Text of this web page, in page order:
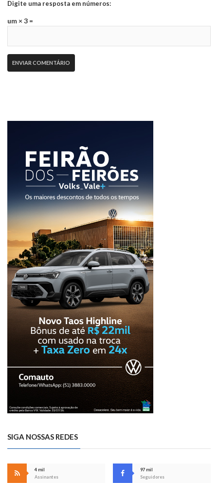
Digite uma resposta em números:
um × 3 =
SIGA NOSSAS REDES
4 mil
Assinantes
97 mil
Seguidores